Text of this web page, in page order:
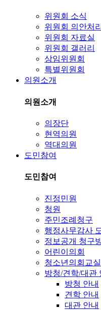
위원회 소식
위원회 의안처리
위원회 자료실
위원회 갤러리
상임위원회
특별위원회
의원소개
의원소개
의장단
현역의원
역대의원
도민참여
도민참여
진정민원
청원
주민조례청구
행정사무감사
정보공개 청구
어린이의회
청소년의회교실
방청/견학/대관
방청 안내
견학 안내
대관 안내